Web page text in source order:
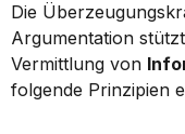
Die
Argumentation
Vermittlung von
folgende Prinzipien